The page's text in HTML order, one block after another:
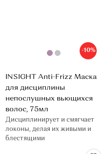
-10%
INSIGHT Anti-Frizz Маска
для дисциплины
непослушных вьющихся
волос, 75мл
Дисциплинирует и смягчает
локоны, делая их живыми и
блестящими